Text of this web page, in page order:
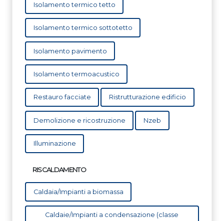
Isolamento termico tetto
Isolamento termico sottotetto
Isolamento pavimento
Isolamento termoacustico
Restauro facciate Ristrutturazione edificio
Demolizione e ricostruzione Nzeb
Illuminazione
RISCALDAMENTO
Caldaia/Impianti a biomassa
Caldaie/Impianti a condensazione (classe